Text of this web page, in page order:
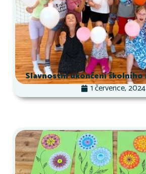
Slavnostní ukončení školního
1 července, 2024